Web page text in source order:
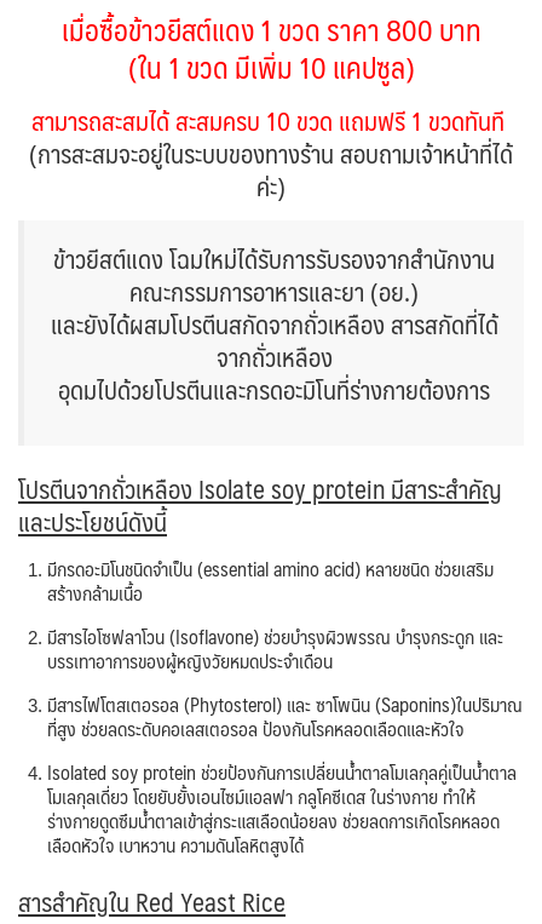
เมื่อซื้อข้าวยีสต์แดง 1 ขวด ราคา 800 บาท
(ใน 1 ขวด มีเพิ่ม 10 แคปซูล)
สามารถสะสมได้ สะสมครบ 10 ขวด แถมฟรี 1 ขวดทันที
(การสะสมจะอยู่ในระบบของทางร้าน สอบถามเจ้าหน้าที่ได้
ค่ะ)
ข้าวยีสต์แดง โฉมใหม่ได้รับการรับรองจากสำนักงาน
คณะกรรมการอาหารและยา (อย.)
และยังได้ผสมโปรตีนสกัดจากถั่วเหลือง สารสกัดที่ได้
จากถั่วเหลือง
อุดมไปด้วยโปรตีนและกรดอะมิโนที่ร่างกายต้องการ
โปรตีนจากถั่วเหลือง Isolate soy protein มีสาระสำคัญ
และประโยชน์ดังนี้
มีกรดอะมิโนชนิดจำเป็น (essential amino acid) หลายชนิด ช่วยเสริม
สร้างกล้ามเนื้อ
มีสารไอโซฟลาโวน (Isoflavone) ช่วยบำรุงผิวพรรณ บำรุงกระดูก และ
บรรเทาอาการของผู้หญิงวัยหมดประจำเดือน
มีสารไฟโตสเตอรอล (Phytosterol) และ ซาโพนิน (Saponins)ในปริมาณ
ที่สูง ช่วยลดระดับคอเลสเตอรอล ป้องกันโรคหลอดเลือดและหัวใจ
Isolated soy protein ช่วยป้องกันการเปลี่ยนน้ำตาลโมเลกุลคู่เป็นน้ำตาล
โมเลกุลเดี่ยว โดยยับยั้งเอนไซม์แอลฟา กลูโคซีเดส ในร่างกาย ทำให้
ร่างกายดูดซึมน้ำตาลเข้าสู่กระแสเลือดน้อยลง ช่วยลดการเกิดโรคหลอด
เลือดหัวใจ เบาหวาน ความดันโลหิตสูงได้
สารสำคัญใน Red Yeast Rice